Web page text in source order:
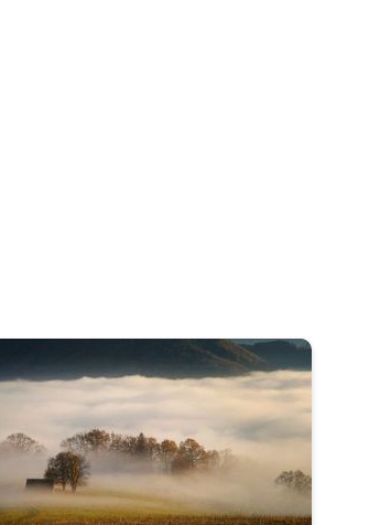
sur le brouillard. Comprendre la météo. . .